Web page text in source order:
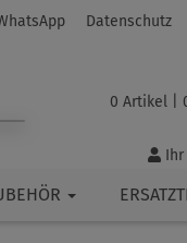
Datenschutz
0 Artikel |